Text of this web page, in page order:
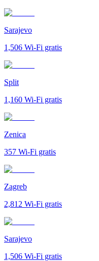
Sarajevo
1,506 Wi-Fi gratis
Split
1,160 Wi-Fi gratis
Zenica
357 Wi-Fi gratis
Zagreb
2,812 Wi-Fi gratis
Sarajevo
1,506 Wi-Fi gratis